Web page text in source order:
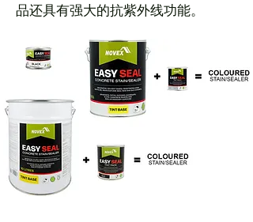
品还具有强大的抗紫外线功能。